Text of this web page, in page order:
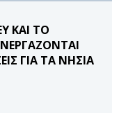
ΚΑΙ ΤΟ
ΓΙΑ ΤΑ ΝΗΣΙΑ